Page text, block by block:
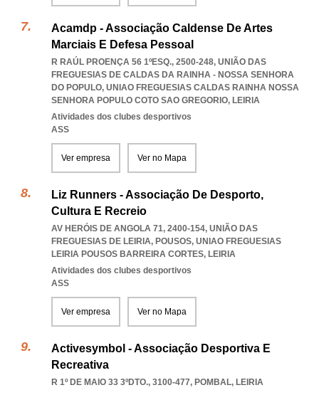
Acamdp - Associação Caldense De Artes
Marciais E Defesa Pessoal
R RAÚL PROENÇA 56 1ºESQ., 2500-248, UNIÃO DAS
FREGUESIAS DE CALDAS DA RAINHA - NOSSA SENHORA
DO POPULO, UNIAO FREGUESIAS CALDAS RAINHA NOSSA
SENHORA POPULO COTO SAO GREGORIO, LEIRIA
Atividades dos clubes desportivos
ASS
Ver empresa Ver no Mapa
Liz Runners - Associação De Desporto,
Cultura E Recreio
AV HERÓIS DE ANGOLA 71, 2400-154, UNIÃO DAS
FREGUESIAS DE LEIRIA, POUSOS, UNIAO FREGUESIAS
LEIRIA POUSOS BARREIRA CORTES, LEIRIA
Atividades dos clubes desportivos
ASS
Ver empresa Ver no Mapa
Activesymbol - Associação Desportiva E
Recreativa
R 1º DE MAIO 33 3ºDTO., 3100-477, POMBAL, LEIRIA